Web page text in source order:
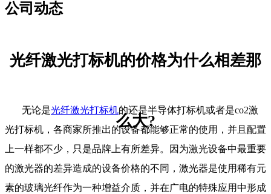
公司动态
光纤激光打标机的价格为什么相差那
么大?
无论是光纤激光打标机的还是半导体打标机或者是co2激
光打标机，各商家所推出的设备都能够正常的使用，并且配置
上一样都不少，只是品牌上有所差异。因为激光设备中最重要
的激光器的差异造成的设备价格的不同，激光器是使用稀有元
素的玻璃光纤作为一种增益介质，并在广电的特殊应用中形成